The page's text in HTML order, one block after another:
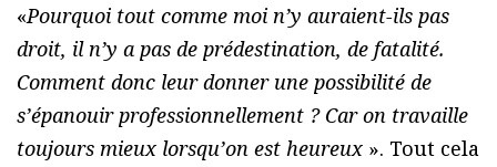
«Pourquoi tout comme moi n’y auraient-ils pas
droit, il n’y a pas de prédestination, de fatalité.
Comment donc leur donner une possibilité de
s’épanouir professionnellement ? Car on travaille
toujours mieux lorsqu’on est heureux ». Tout cela